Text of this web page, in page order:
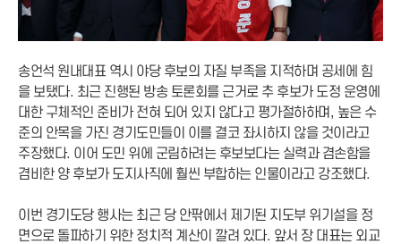
송언석 원내대표 역시 야당 후보의 자질 부족을 지적하며 공세에 힘
을 보탰다. 최근 진행된 방송 토론회를 근거로 추 후보가 도정 운영에
대한 구체적인 준비가 전혀 되어 있지 않다고 평가절하하며, 높은 수
준의 안목을 가진 경기도민들이 이를 결코 좌시하지 않을 것이라고
주장했다. 이어 도민 위에 군림하려는 후보보다는 실력과 겸손함을
겸비한 양 후보가 도지사직에 훨씬 부합하는 인물이라고 강조했다.
이번 경기도당 행사는 최근 당 안팎에서 제기된 지도부 위기설을 정
면으로 돌파하기 위한 정치적 계산이 깔려 있다. 앞서 장 대표는 외교